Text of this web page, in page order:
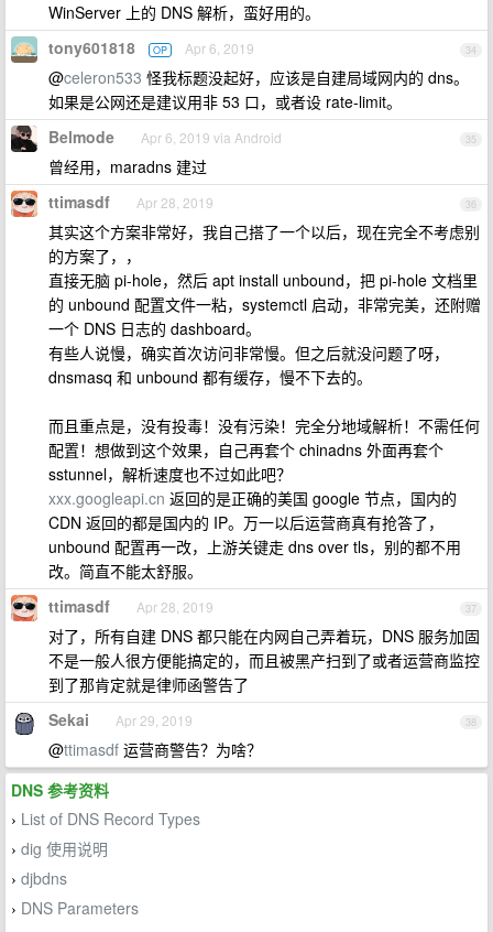
WinServer 上的 DNS 解析，蛮好用的。
34
tony601818 OP Apr 6, 2019
@celeron533 怪我标题没起好，应该是自建局域网内的 dns。
如果是公网还是建议用非 53 口，或者设 rate-limit。
35
Belmode Apr 6, 2019 via Android
曾经用，maradns 建过
36
ttimasdf Apr 28, 2019
其实这个方案非常好，我自己搭了一个以后，现在完全不考虑别
的方案了，，
直接无脑 pi-hole，然后 apt install unbound，把 pi-hole 文档里
的 unbound 配置文件一粘，systemctl 启动，非常完美，还附赠
一个 DNS 日志的 dashboard。
有些人说慢，确实首次访问非常慢。但之后就没问题了呀，
dnsmasq 和 unbound 都有缓存，慢不下去的。
而且重点是，没有投毒！没有污染！完全分地域解析！不需任何
配置！想做到这个效果，自己再套个 chinadns 外面再套个
sstunnel，解析速度也不过如此吧？
xxx.googleapi.cn 返回的是正确的美国 google 节点，国内的
CDN 返回的都是国内的 IP。万一以后运营商真有抢答了，
unbound 配置再一改，上游关键走 dns over tls，别的都不用
改。简直不能太舒服。
37
ttimasdf Apr 28, 2019
对了，所有自建 DNS 都只能在内网自己弄着玩，DNS 服务加固
不是一般人很方便能搞定的，而且被黑产扫到了或者运营商监控
到了那肯定就是律师函警告了
38
Sekai Apr 29, 2019
@ttimasdf 运营商警告？为啥？
DNS 参考资料
› List of DNS Record Types
› dig 使用说明
› djbdns
› DNS Parameters